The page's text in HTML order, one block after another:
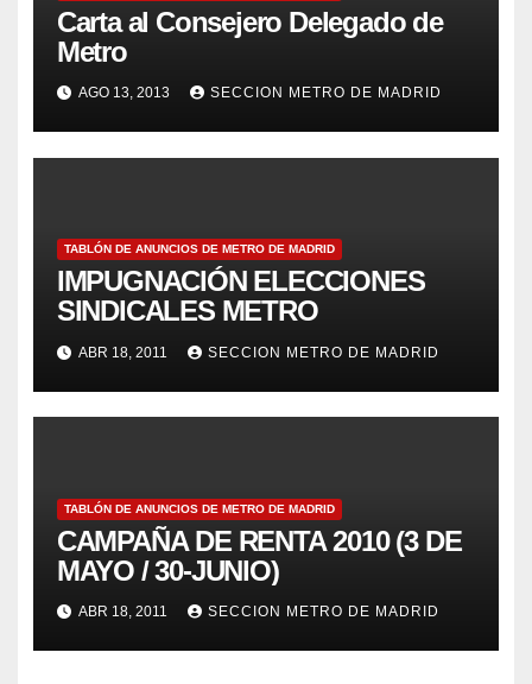
Carta al Consejero Delegado de
Metro
AGO 13, 2013 SECCION METRO DE MADRID
TABLÓN DE ANUNCIOS DE METRO DE MADRID
IMPUGNACIÓN ELECCIONES
SINDICALES METRO
ABR 18, 2011 SECCION METRO DE MADRID
TABLÓN DE ANUNCIOS DE METRO DE MADRID
CAMPAÑA DE RENTA 2010 (3 DE
MAYO / 30-JUNIO)
ABR 18, 2011 SECCION METRO DE MADRID